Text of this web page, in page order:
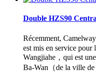
Double HZS90
Récemment,
est mis en service pour
Wangjiahe，qui est
Ba-Wan（de la ville